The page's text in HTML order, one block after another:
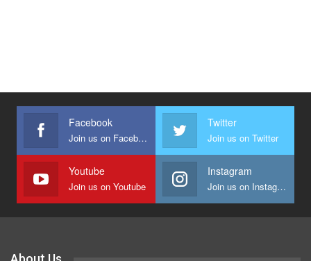
Facebook
Join us on Facebook
Twitter
Join us on Twitter
Youtube
Join us on Youtube
Instagram
Join us on Instagram